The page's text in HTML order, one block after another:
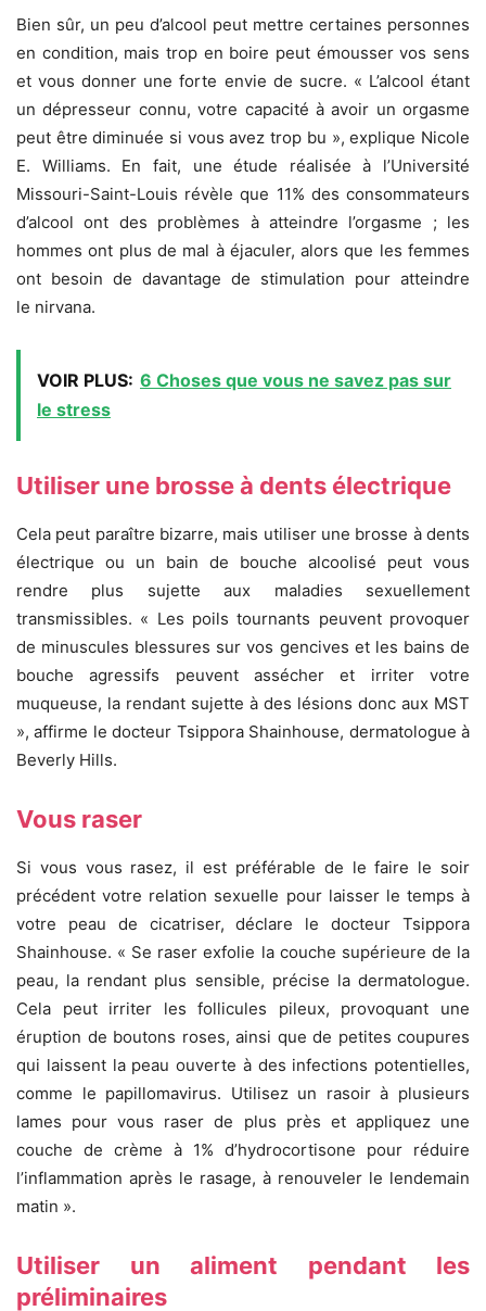
Bien sûr, un peu d’alcool peut mettre certaines personnes
en condition, mais trop en boire peut émousser vos sens
et vous donner une forte envie de sucre. « L’alcool étant
un dépresseur connu, votre capacité à avoir un orgasme
peut être diminuée si vous avez trop bu », explique Nicole
E. Williams. En fait, une étude réalisée à l’Université
Missouri-Saint-Louis révèle que 11% des consommateurs
d’alcool ont des problèmes à atteindre l’orgasme ; les
hommes ont plus de mal à éjaculer, alors que les femmes
ont besoin de davantage de stimulation pour atteindre
le nirvana.
VOIR PLUS: 6 Choses que vous ne savez pas sur
le stress
Utiliser une brosse à dents électrique
Cela peut paraître bizarre, mais utiliser une brosse à dents
électrique ou un bain de bouche alcoolisé peut vous
rendre plus sujette aux maladies sexuellement
transmissibles. « Les poils tournants peuvent provoquer
de minuscules blessures sur vos gencives et les bains de
bouche agressifs peuvent assécher et irriter votre
muqueuse, la rendant sujette à des lésions donc aux MST
», affirme le docteur Tsippora Shainhouse, dermatologue à
Beverly Hills.
Vous raser
Si vous vous rasez, il est préférable de le faire le soir
précédent votre relation sexuelle pour laisser le temps à
votre peau de cicatriser, déclare le docteur Tsippora
Shainhouse. « Se raser exfolie la couche supérieure de la
peau, la rendant plus sensible, précise la dermatologue.
Cela peut irriter les follicules pileux, provoquant une
éruption de boutons roses, ainsi que de petites coupures
qui laissent la peau ouverte à des infections potentielles,
comme le papillomavirus. Utilisez un rasoir à plusieurs
lames pour vous raser de plus près et appliquez une
couche de crème à 1% d’hydrocortisone pour réduire
l’inflammation après le rasage, à renouveler le lendemain
matin ».
Utiliser un aliment pendant les
préliminaires